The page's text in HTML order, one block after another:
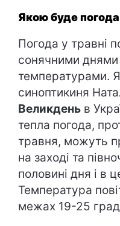
Якою буде
Погода у травні
сонячними
температурами.
синоптикиня
Великдень в
тепла погода,
травня, можуть
на заході та
половині дня і в
Температура
межах 19-25